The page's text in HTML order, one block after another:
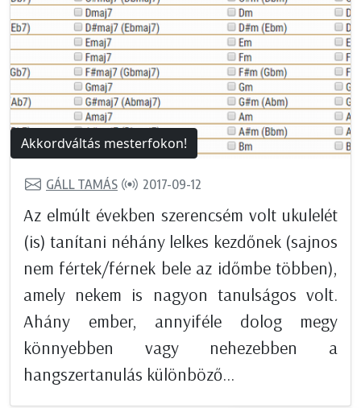
Akkordváltás mesterfokon!
GÁLL TAMÁS 2017-09-12
Az elmúlt években szerencsém volt ukulelét
(is) tanítani néhány lelkes kezdőnek (sajnos
nem fértek/férnek bele az időmbe többen),
amely nekem is nagyon tanulságos volt.
Ahány ember, annyiféle dolog megy
könnyebben vagy nehezebben a
hangszertanulás különböző...